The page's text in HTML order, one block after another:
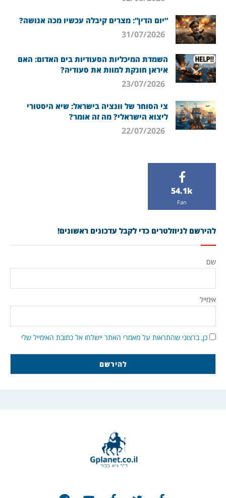
“יום הדין”: מצרים קיבלה עכשיו מכה אנושה?
השמדת המיכליות הסעודיות בים האדום: האם
איראן חונקת למוות את סעודיה?
צי הסוחר של וונציה בישראל: שיא היסטורי
ליצוא הישראלי? מה זה אומר?
54.1k
Fan
להירשם לניוזלטרים כדי לקבל עדכונים ראשונים!
שם
אימייל
כן, ברצוני שהתראות על מאמרי האתר יישלחו אל כתובת האימייל שלי